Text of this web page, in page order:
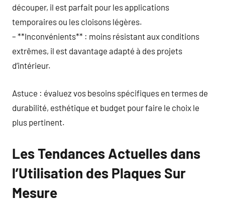
découper, il est parfait pour les applications
temporaires ou les cloisons légères.
– **Inconvénients** : moins résistant aux conditions
extrêmes, il est davantage adapté à des projets
d’intérieur.
Astuce : évaluez vos besoins spécifiques en termes de
durabilité, esthétique et budget pour faire le choix le
plus pertinent.
Les Tendances Actuelles dans
l’Utilisation des Plaques Sur
Mesure